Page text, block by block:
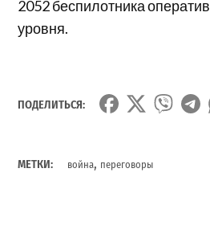
2052 беспилотника
уровня.
ПОДЕЛИТЬСЯ:
МЕТКИ: война, переговоры